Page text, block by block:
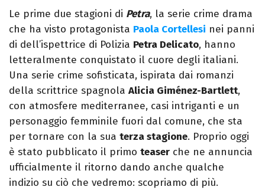
mantovana, laureata in Lettere, Cinema e
Tv. Ha due libri all’attivo e ama la scrittura
alla follia.
Le prime due stagioni di Petra, la serie crime drama
che ha visto protagonista Paola Cortellesi nei panni
di dell’ispettrice di Polizia Petra Delicato, hanno
letteralmente conquistato il cuore degli italiani.
Una serie crime sofisticata, ispirata dai romanzi
della scrittrice spagnola Alicia Giménez-Bartlett,
con atmosfere mediterranee, casi intriganti e un
personaggio femminile fuori dal comune, che sta
per tornare con la sua terza stagione. Proprio oggi
è stato pubblicato il primo teaser che ne annuncia
ufficialmente il ritorno dando anche qualche
indizio su ciò che vedremo: scopriamo di più.